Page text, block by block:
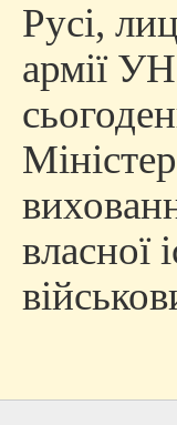
Русі,
армії
власної